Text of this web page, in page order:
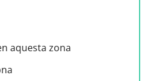
aquesta zona